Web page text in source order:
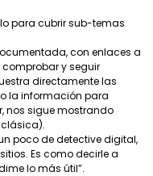
para cubrir sub-temas
con enlaces a
y seguir
directamente las
la información para
nos sigue mostrando
poco de detective digital,
Es como decirle a
lo más útil”.